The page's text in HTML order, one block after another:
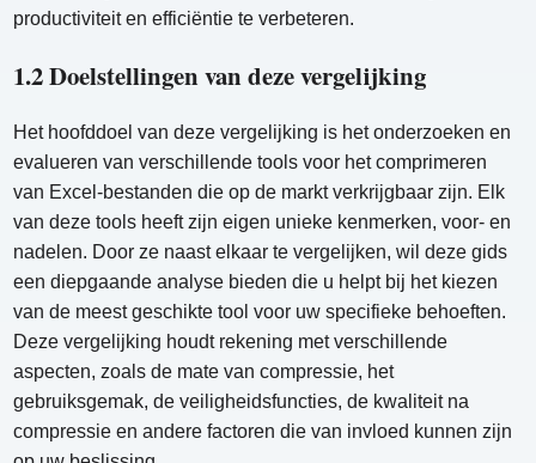
productiviteit en efficiëntie te verbeteren.
1.2 Doelstellingen van deze vergelijking
Het hoofddoel van deze vergelijking is het onderzoeken en
evalueren van verschillende tools voor het comprimeren
van Excel-bestanden die op de markt verkrijgbaar zijn. Elk
van deze tools heeft zijn eigen unieke kenmerken, voor- en
nadelen. Door ze naast elkaar te vergelijken, wil deze gids
een diepgaande analyse bieden die u helpt bij het kiezen
van de meest geschikte tool voor uw specifieke behoeften.
Deze vergelijking houdt rekening met verschillende
aspecten, zoals de mate van compressie, het
gebruiksgemak, de veiligheidsfuncties, de kwaliteit na
compressie en andere factoren die van invloed kunnen zijn